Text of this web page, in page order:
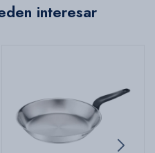
interesar